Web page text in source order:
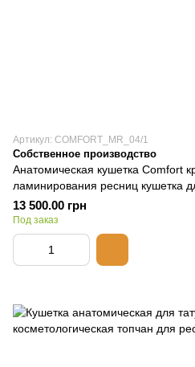
Артикул: COMFORT_MR_04/1
Собственное производство
Анатомическая кушетка Comfort
ламинирования ресниц кушетка
13 500.00 грн
Под заказ